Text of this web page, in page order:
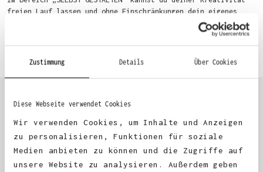
Zustimmung Details Über Cookies
Diese Webseite verwendet Cookies
Wir verwenden Cookies, um Inhalte und Anzeigen
zu personalisieren, Funktionen für soziale
Medien anbieten zu können und die Zugriffe auf
unsere Website zu analysieren. Außerdem geben
freien Lauf lassen und ohne Einschränkungen dein eigenes
Motiv entwerfen. Um dir den Einstieg zu erleichtern, stellen
wir eine von unseren Designern vorgefertigte Vorlage bereit.
beginne anschließend mit der Gestaltung. Alternativ kannst
KUNDEN FEEDBACK 🫶
Excellent